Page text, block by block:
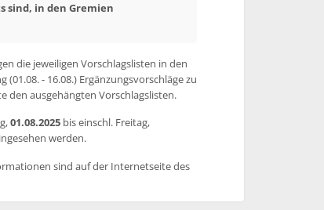
sind, in den Gremien
die jeweiligen Vorschlagslisten in den
- 16.08.) Ergänzungsvorschläge zu
den ausgehängten Vorschlagslisten.
01.08.2025 bis einschl. Freitag,
werden.
sind auf der Internetseite des